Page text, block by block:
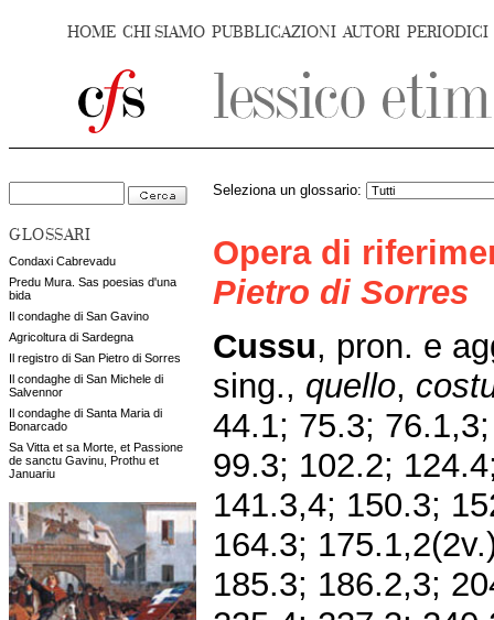
HOME CHI SIAMO PUBBLICAZIONI AUTORI PERIODICI
GLOSSARI
Condaxi Cabrevadu
Predu Mura. Sas poesias d'una
bida
Il condaghe di San Gavino
Agricoltura di Sardegna
Il registro di San Pietro di Sorres
Il condaghe di San Michele di
Salvennor
Il condaghe di Santa Maria di
Bonarcado
Sa Vitta et sa Morte, et Passione
de sanctu Gavinu, Prothu et
Januariu
Seleziona un glossario:
Opera di
Pietro di Sorres
Cussu, pron. e
sing., quello,
44.1; 75.3;
99.3; 102.2;
141.3,4; 150.3;
164.3;
185.3; 186.2,3;